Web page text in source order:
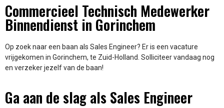
Commercieel Technisch Medewerker
Binnendienst in Gorinchem
Op zoek naar een baan als Sales Engineer? Er is een vacature
vrijgekomen in Gorinchem, te Zuid-Holland. Solliciteer vandaag nog
en verzeker jezelf van de baan!
Ga aan de slag als Sales Engineer